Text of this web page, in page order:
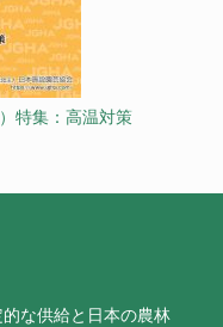
特集：高温対策
な供給と日本の農林